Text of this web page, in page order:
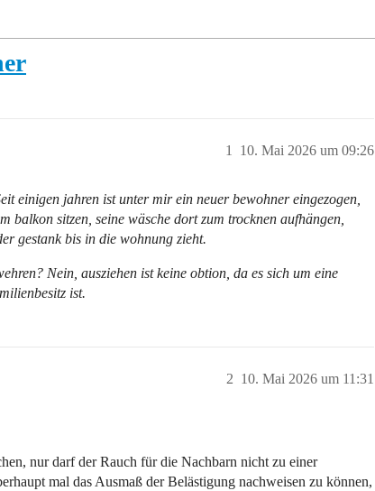
10. Mai 2026 um 09:26
1
einigen jahren ist unter mir ein neuer bewohner eingezogen,
sitzen, seine wäsche dort zum trocknen aufhängen,
gestank bis in die wohnung zieht.
Nein, ausziehen ist keine obtion, da es sich um eine
ist.
10. Mai 2026 um 11:31
2
nur darf der Rauch für die Nachbarn nicht zu einer
mal das Ausmaß der Belästigung nachweisen zu können,